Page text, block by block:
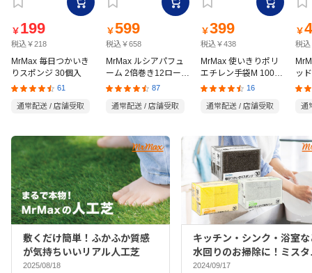
￥ 199
税込￥218
MrMax 毎日つかいき
りスポンジ 30個入
61
通常配送 / 店舗受取
￥599
税込￥658
MrMax ルシアパフュ
ーム 2倍巻き12ロール
ダブル
87
通常配送 / 店舗受取
￥399
税込￥438
MrMax 使いきりポリ
エチレン手袋M 100枚
入
16
通常配送 / 店舗受取
￥
税込
ッ
の
通
敷くだけ簡単！ふかふか質感
が気持ちいいリアル人工芝
2025/08/18
キッチン・シンク・浴室な
水回りのお掃除に！ミスタ
マックスバイヤーおすすめ
2024/09/17